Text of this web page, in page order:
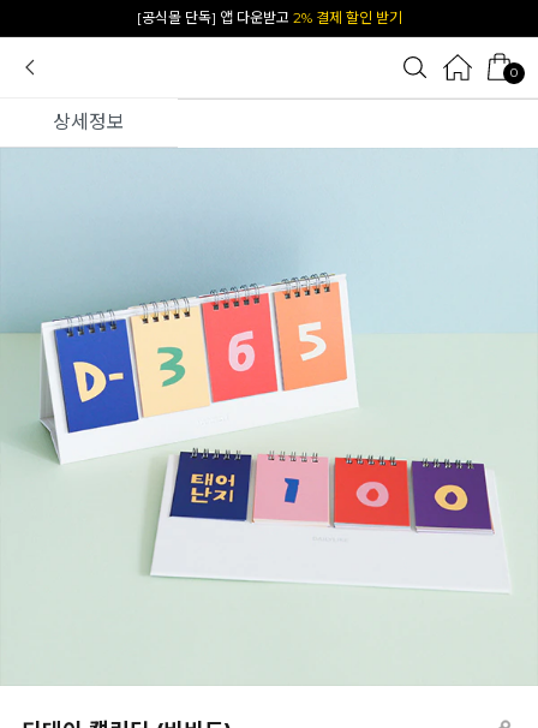
카카오 플친 추가하면1천원 즉시 할인 쿠폰
0
상세정보